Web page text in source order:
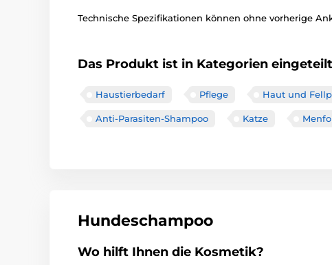
Technische Spezifikationen können ohne vorherige
Das Produkt ist in Kategorien eingeteilt
Haustierbedarf Pflege Haut und
Anti-Parasiten-Shampoo Katze
Hundeschampoo
Wo hilft Ihnen die Kosmetik?